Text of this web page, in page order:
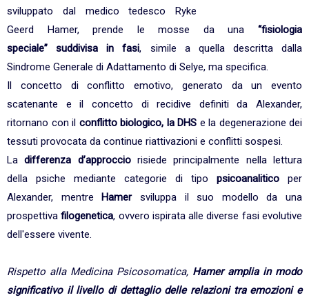
sviluppato dal medico tedesco Ryke
Geerd Hamer, prende le mosse da una “fisiologia
speciale” suddivisa in fasi, simile a quella descritta dalla
Sindrome Generale di Adattamento di Selye, ma specifica.
Il concetto di conflitto emotivo, generato da un evento
scatenante e il concetto di recidive definiti da Alexander,
ritornano con il conflitto biologico, la DHS e la degenerazione dei
tessuti provocata da continue riattivazioni e conflitti sospesi.
Ladifferenza d’approcciorisiede principalmente nella lettura
della psiche mediante categorie di tipo psicoanalitico per
Alexander, mentre Hamer sviluppa il suo modello da una
prospettivafilogenetica, ovvero ispirata alle diverse fasi evolutive
dell'essere vivente.
Rispetto alla Medicina Psicosomatica, Hamer amplia in modo
significativo il livello di dettaglio delle relazioni tra emozioni e